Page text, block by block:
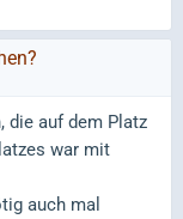
die auf dem Platz
war mit
auch mal